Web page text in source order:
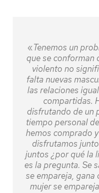
«Tenemos un
que se conforman
violento no
falta nuevas
las relaciones
compartidas.
disfrutando de un
tiempo personal
hemos comprado
disfrutamos
juntos ¿por qué la
es la pregunta. Se
se empareja, gana
mujer se